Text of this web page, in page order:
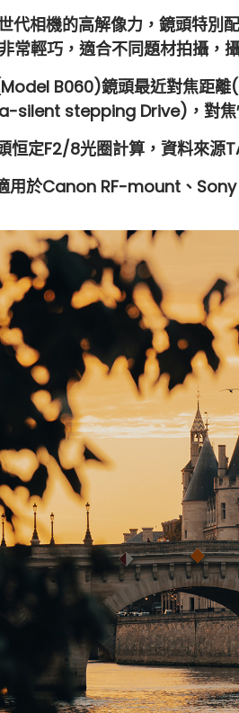
相機的高解像力，鏡頭特別
常輕巧，適合不同題材拍攝，
B060)鏡頭最近對焦距離
silent stepping Drive)，對焦
定F2/8光圈計算，資料來源
用於Canon RF-mount、